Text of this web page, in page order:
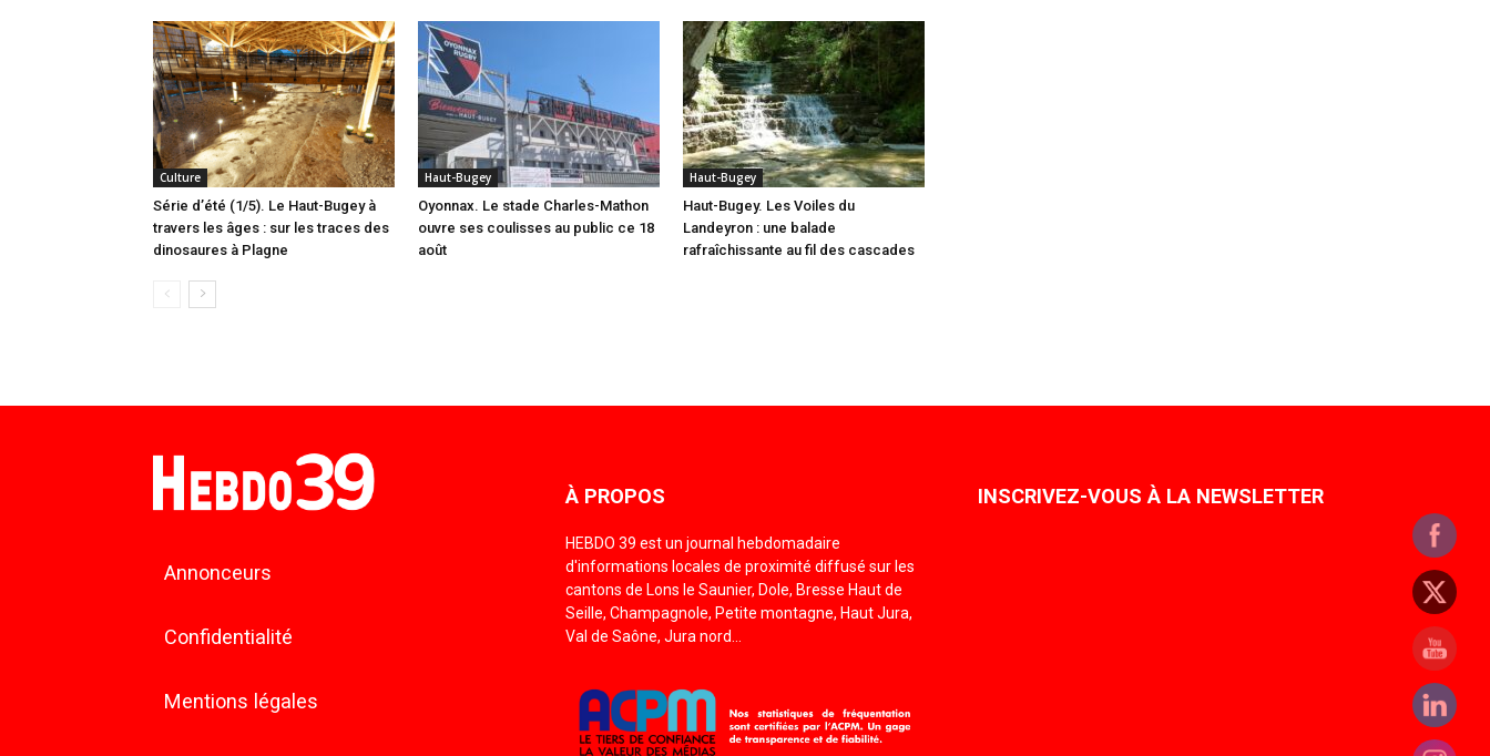
Culture
Série d’été (1/5). Le Haut-Bugey à
travers les âges : sur les traces des
dinosaures à Plagne
Haut-Bugey
Oyonnax. Le stade Charles-Mathon
ouvre ses coulisses au public ce 18
août
Haut-Bugey
Haut-Bugey. Les Voiles du
Landeyron : une balade
rafraîchissante au fil des cascades